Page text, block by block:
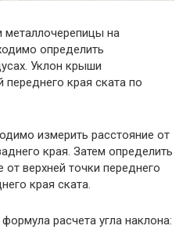
металлочерепицы на
определить
Уклон крыши
переднего края ската по
измерить расстояние от
края. Затем определить
от верхней точки переднего
края ската.
расчета угла наклона: